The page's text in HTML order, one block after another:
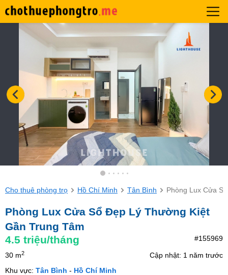
Cho thuê phòng trọ Hồ Chí Minh Tân Bình Phòng Lux Cửa
Phòng Lux Cửa Sổ Đẹp Lý Thường Kiệt
Gần Trung Tâm
4.5 triệu/tháng #155969
30 m2
Cập nhật: 1 năm trước
Khu vực: Tân Bình - Hồ Chí Minh